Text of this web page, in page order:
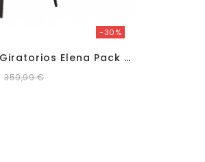
-30%
S
Illones Giratorios Elena Pack De 2
359,99 €